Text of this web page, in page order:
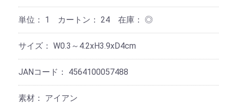
単位： 1 カートン： 24 在庫： ◎
サイズ： W0.3～4.2xH3.9xD4cm
JANコード： 4564100057488
素材： アイアン